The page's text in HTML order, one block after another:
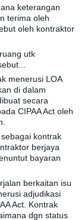
keterangan
terima oleh
oleh kontraktor
utk
menerusi LOA
di dalam
secara
CIPAA Act oleh
kontrak
berjaya
bayaran
berkaitan isu
adjudikasi
Act. Kontrak
dgn status